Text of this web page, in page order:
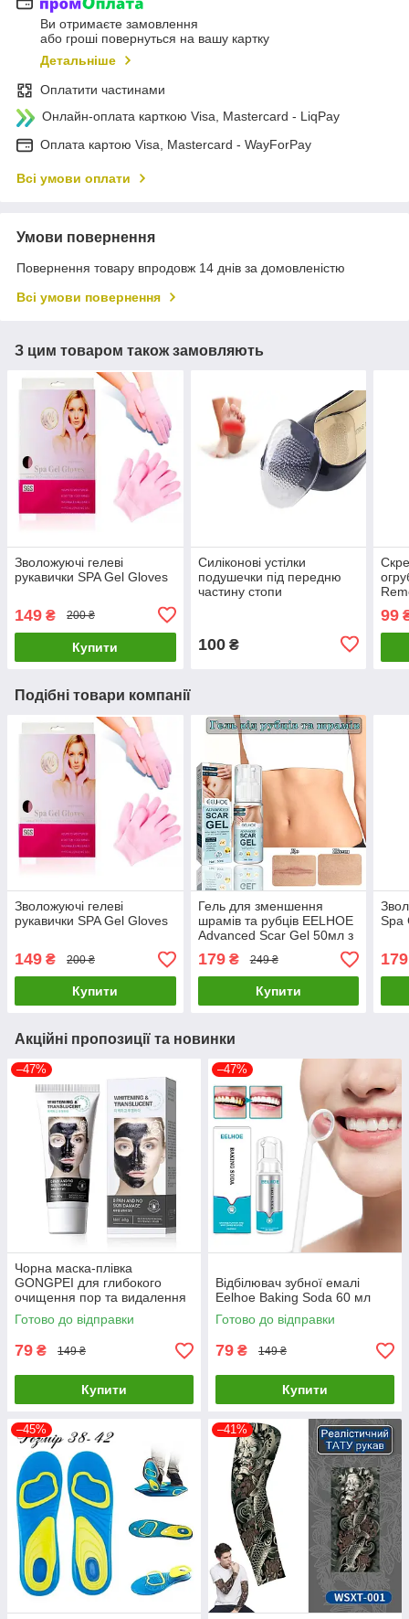
Ви отримаєте замовлення
або гроші повернуться на вашу картку
Детальніше
Оплатити частинами
Онлайн-оплата карткою Visa, Mastercard - LiqPay
Оплата картою Visa, Mastercard - WayForPay
Всі умови оплати
Умови повернення
Повернення товару впродовж 14 днів за домовленістю
Всі умови повернення
З цим товаром також замовляють
Зволожуючі гелеві
рукавички SPA Gel Gloves
149 ₴ 200 ₴
Купити
Силіконові устілки
подушечки під передню
частину стопи
100₴
99
Подібні товари компанії
Зволожуючі гелеві
рукавички SPA Gel Gloves
149 ₴ 200 ₴
Купити
Гель для зменшення
шрамів та рубців EELHOE
Advanced Scar Gel 50мл з
ретинолом та алантоїном
179₴ 249 ₴
Купити
Spa
179
Акційні пропозиції та новинки
–47%
Чорна маска-плівка
GONGPEI для глибокого
очищення пор та видалення
чорних цяток, 60 г
Готово до відправки
79 ₴ 149 ₴
Купити
–47%
Відбілювач зубної емалі
Eelhoe Baking Soda 60 мл
Готово до відправки
79 ₴ 149 ₴
Купити
–45% –41%